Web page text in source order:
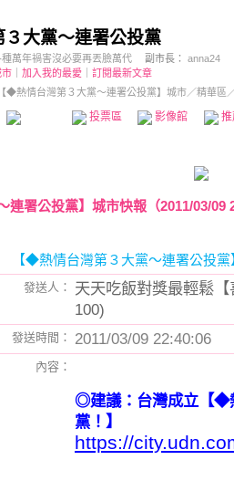
大黨～連署公投黨
萬年禍害沒必要再丟臉萬代 副市長：
anna24
市 加入我的最愛
訂閱最新文章
【◆熱情台灣第３大黨～連署公投黨】城市／精華區
精華區 投票區 影像館
連署公投黨】城市快報（2011/03/09
【◆熱情台灣第３大黨～連署公投黨
發送人：
天天吃飯對獎最輕鬆
100)
發送時間： 2011/03/09 22:40:06
內容：
◎建議：台灣成立【◆
黨！】
https://